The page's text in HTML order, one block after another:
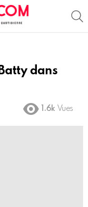
dans
1.6k Vues